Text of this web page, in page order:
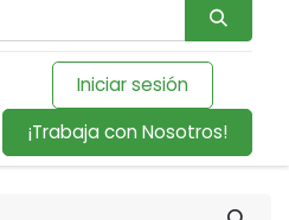
Iniciar sesión
¡Trabaja con Nosotros!